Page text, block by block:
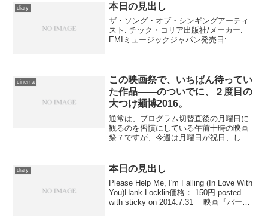
diary 本日の見出し
ザ・ソング・オブ・シンギングアーティ
スト: チック・コリア出版社/メーカー:
EMIミュージックジャパン発売日:
cinema
この映画祭で、いちばん待ってい
た作品――のついでに、２度目の
大つけ麺博2016。
通常は、プログラム切替直後の月曜日に
観るのを習慣にしている午前十時の映画
祭７ですが、今週は月曜日が祝日、しか
い尺の作品でもあったので先送りにして
おりました。とはいえ、来...
diary 本日の見出し
Please Help Me, I'm Falling (In Love With
You)Hank Locklin価格： 150円 posted
with sticky on 2014.7.31 映画『パーフ